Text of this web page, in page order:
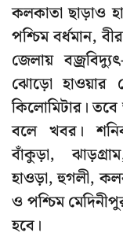
কলকাতা ছাড়াও
পশ্চিম বর্ধমান,
জেলায়
ঝোড়ো হাওয়ার
কিলোমিটার। তবে
বলে খবর।
বাঁকুড়া,
হাওড়া, হুগলী,
ও পশ্চিম
হবে।